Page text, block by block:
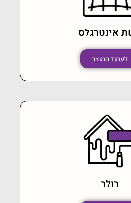
אינטרגלס
לעמוד המוצר
רולר